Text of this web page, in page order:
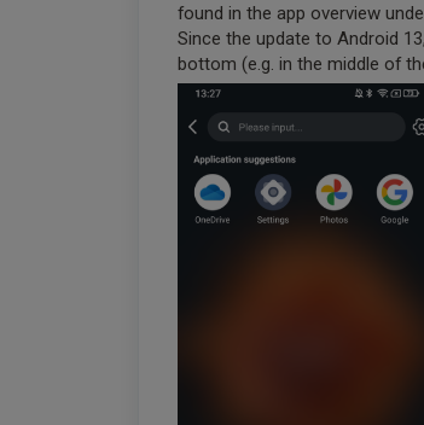
found in the app overview
Since the update to Android
bottom (e.g. in the middle of